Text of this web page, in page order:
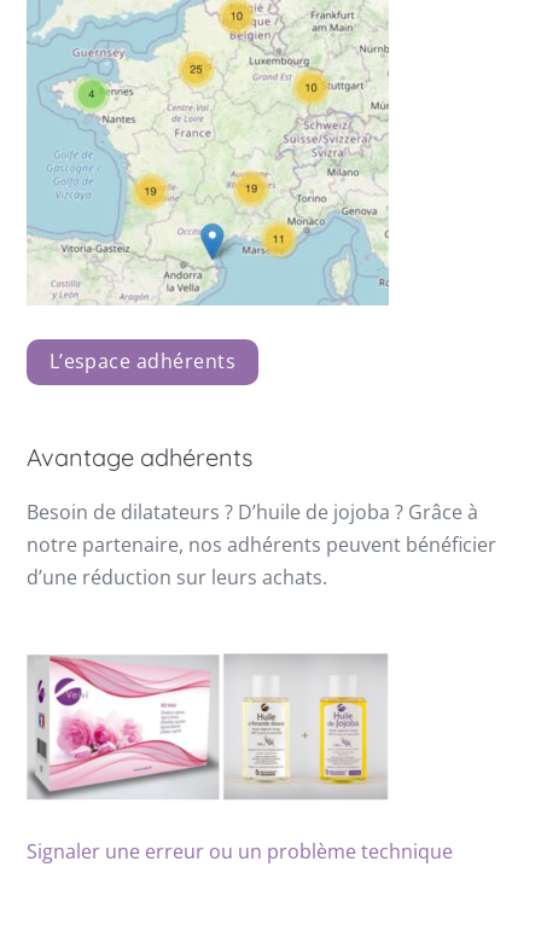
L’espace adhérents
Avantage adhérents
Besoin de dilatateurs ? D’huile de jojoba ? Grâce à
notre partenaire, nos adhérents peuvent bénéficier
d’une réduction sur leurs achats.
Signaler une erreur ou un problème technique